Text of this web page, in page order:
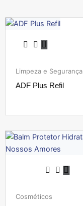
Limpeza e Segurança
ADF Plus Refil
Cosméticos